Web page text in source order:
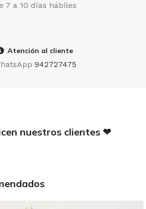
7 a 10 días hábiles
Atención al cliente
942727475
nuestros clientes ❤